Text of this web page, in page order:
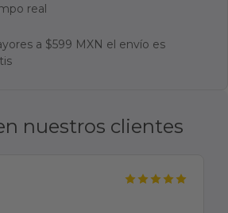
real
a $599 MXN el envío es
nuestros clientes